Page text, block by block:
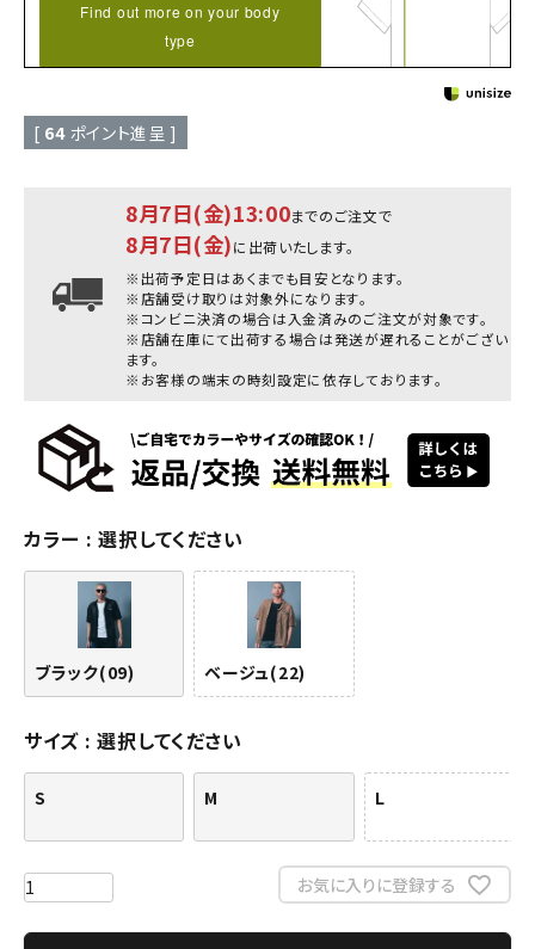
Find out more on your body
type
[ 64 ポイント進呈 ]
8月7日(金)13:00までのご注文で
8月7日(金)に出荷いたします。
※出荷予定日はあくまでも目安となります。
※店舗受け取りは対象外になります。
※コンビニ決済の場合は入金済みのご注文が対象です。
※店舗在庫にて出荷する場合は発送が遅れることがござい
ます。
※お客様の端末の時刻設定に依存しております。
カラー 選択してください
ブラック(09) ベージュ(22)
サイズ 選択してください
S M L
お気に入りに登録する